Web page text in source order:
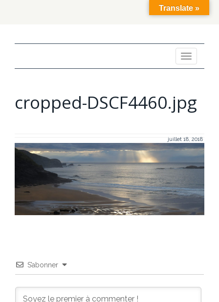
Toggle
navigation
cropped-DSCF4460.jpg
juillet 18, 2018
S’abonner
Translate »